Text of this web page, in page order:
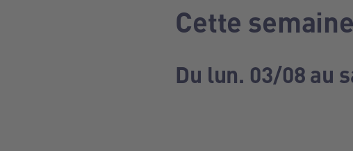
Cette
Du lun. 03/08 au